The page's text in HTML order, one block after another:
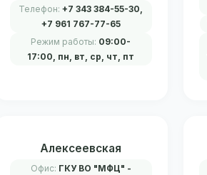
Телефон:+7 343 384-55-30,
+7 961 767-77-65
Режим работы: 09:00-
17:00, пн, вт, ср, чт, пт
Алексеевская
Офис: ГКУ ВО "МФЦ" -